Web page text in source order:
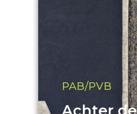
PAB/PVB
Achter de